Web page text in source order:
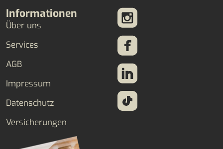
Informationen
Über uns
Services
AGB
Impressum
Datenschutz
Versicherungen